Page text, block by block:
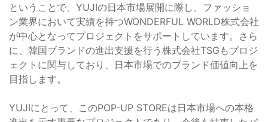
ということで、YUJIの日本市場展開に際し、ファッショ
ン業界において実績を持つWONDERFUL WORLD株式会社
が中心となってプロジェクトをサポートしています。さら
に、韓国ブランドの進出支援を行う株式会社TSGもプロジ
ェクトに関与しており、日本市場でのブランド価値向上を
目指します。
YUJIにとって、このPOP-UP STOREは日本市場への本格